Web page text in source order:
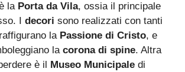
la Porta da Vila, ossia il principale
I
decori sono realizzati con tanti
la Passione di Cristo, e
lacorona di spine. Altra
è il
Museo Municipale di